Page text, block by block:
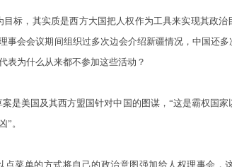
，其实质是西方大国把人权作为工具来实现其政治
事会会议期间组织过多次边会介绍新疆情况，中国还
表为什么从来都不参加这些活动？
美国及其西方盟国针对中国的图谋，“这是霸权国家
。
菜单的方式将自己的政治意图强加给人权理事会，